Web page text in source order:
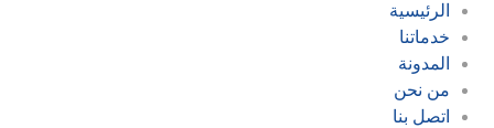
الرئيسية
خدماتنا
المدونة
من نحن
اتصل بنا